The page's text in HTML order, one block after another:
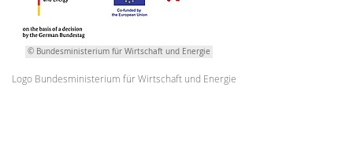
© Bundesministerium für Wirtschaft und Energie
Logo Bundesministerium für Wirtschaft und Energie